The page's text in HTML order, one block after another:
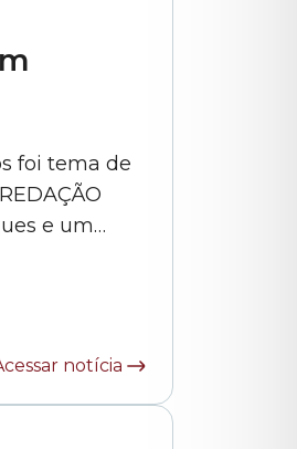
foi tema de
e um
a
notícia